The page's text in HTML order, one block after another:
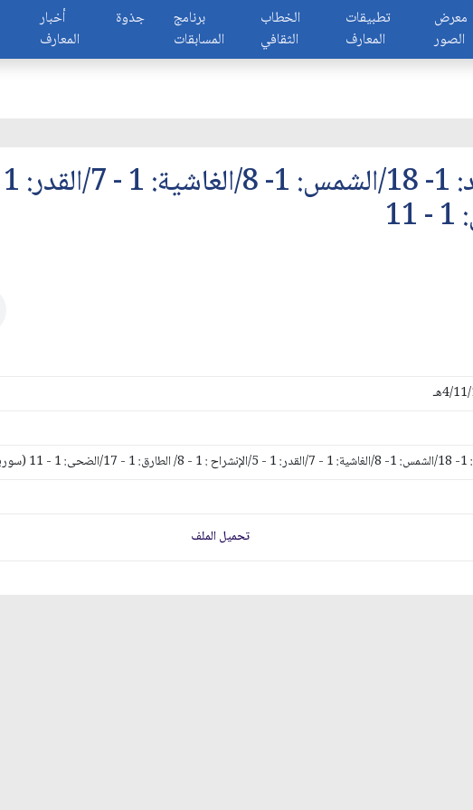
أخبار
المعارف
جذوة
برنامج
المسابقات
الخطاب
الثقافي
تطبيقات
المعارف
معرض
الصور
تحميل الملف